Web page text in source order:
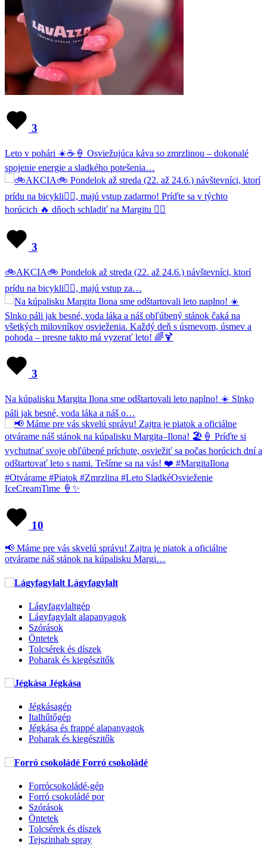
3
Leto v pohári ☀️☕🍦 Osviežujúca káva so zmrzlinou – dokonalé
spojenie energie a sladkého potešenia…
3
🚲AKCIA🚲 Pondelok až streda (22. až 24.6.) návštevníci, ktorí
prídu na bicykli🚴‍♂️, majú vstup za…
3
Na kúpalisku Margita Ilona sme odštartovali leto naplno! ☀️ Slnko
páli jak besné, voda láka a náš o…
10
📢 Máme pre vás skvelú správu! Zajtra je piatok a oficiálne
otvárame náš stánok na kúpalisku Margi…
Lágyfagylalt
Lágyfagylaltgép
Lágyfagylalt alapanyagok
Szórások
Öntetek
Tolcsérek és díszek
Poharak és kiegészitők
Jégkása
Jégkásagép
Italhűtőgép
Jégkása és frappé alapanyagok
Poharak és kiegészitők
Forró csokoládé
Forrócsokoládé-gép
Forró csokoládé por
Szórások
Öntetek
Tolcsérek és díszek
Tejszinhab spray